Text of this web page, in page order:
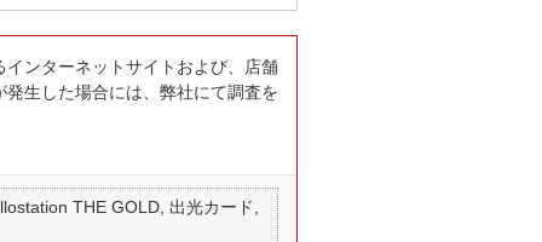
ンターネットサイトおよび、店舗
生した場合には、弊社にて調査を
THE GOLD, 出光カード,